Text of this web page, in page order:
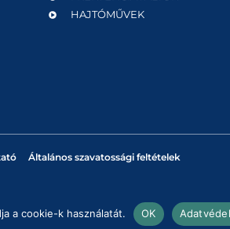
HAJTÓMŰVEK
Általános szavatossági feltételek
a cookie-k használatát. OK